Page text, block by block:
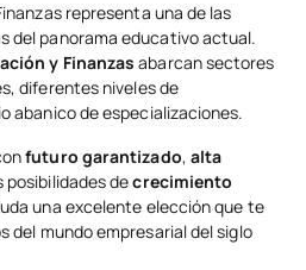
representa una de las
del panorama educativo actual.
y Finanzas abarcan sectores
diferentes niveles de
abanico de especializaciones.
futuro garantizado, alta
posibilidades decrecimiento
una excelente elección que te
del mundo empresarial del siglo